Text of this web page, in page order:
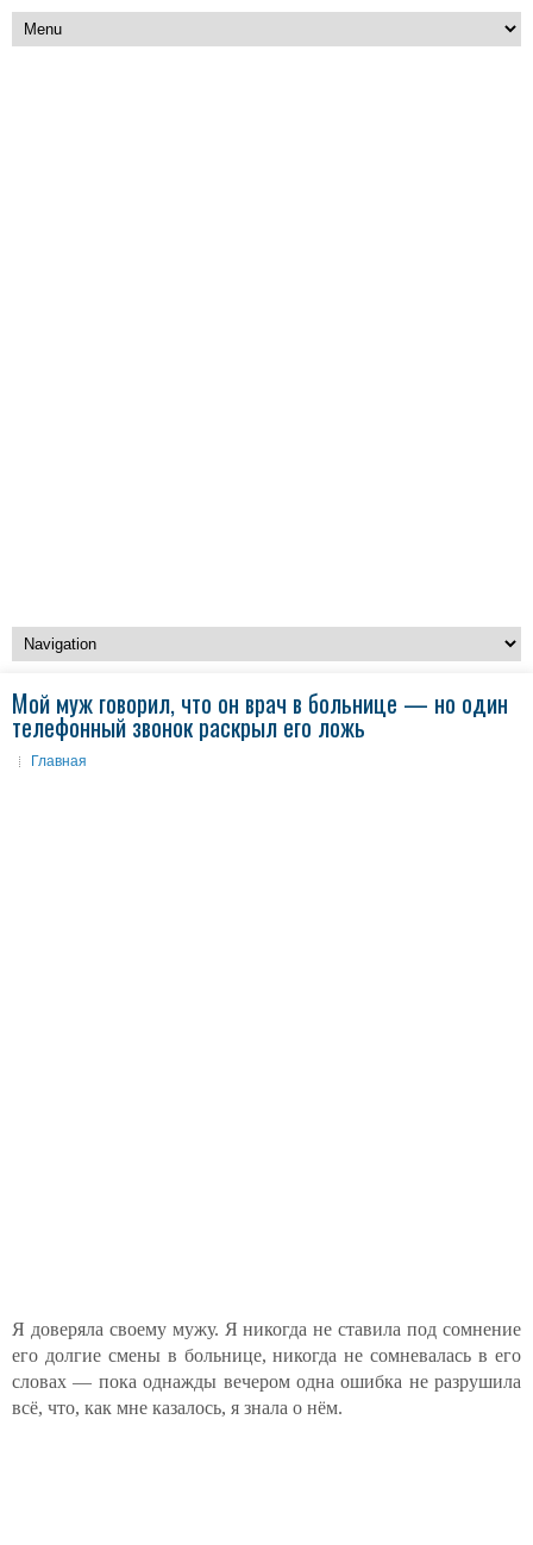
Мой муж говорил, что он врач в больнице — но один
телефонный звонок раскрыл его ложь
Главная
Я доверяла своему мужу. Я никогда не ставила под сомнение
его долгие смены в больнице, никогда не сомневалась в его
словах — пока однажды вечером одна ошибка не разрушила
всё, что, как мне казалось, я знала о нём.